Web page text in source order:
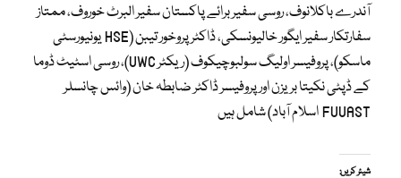
آندرے باکلانوف، روسی سفیر برائے پاکستان سفیر البرٹ خوروف، ممتاز
سفارتکار سفیر ایگور خالیونسکی، ڈاکٹر پروخور تیبن (HSE یونیورسٹی
ماسکو)، پروفیسر اولیگ سولبوچیکوف (ریکٹر UWC)، روسی اسٹیٹ ڈوما
کے ڈپٹی نکیتا بریزن اور پروفیسر ڈاکٹر ضابطہ خان (وائس چانسلر
FUUAST اسلام آباد) شامل ہیں
شیئر کریں: